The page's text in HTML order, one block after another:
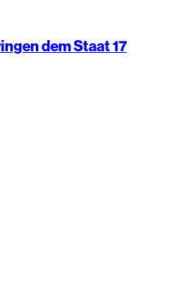
dem Staat 17